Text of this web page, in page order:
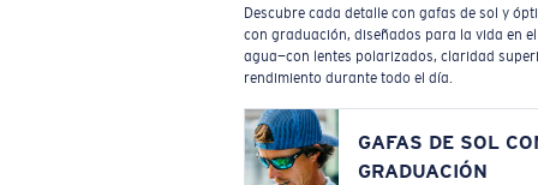
Descubre cada detalle con gafas de sol y
con graduación, diseñados para la vida en el
agua—con lentes polarizados, claridad
rendimiento durante todo el día.
GAFAS DE SOL
GRADUACIÓN